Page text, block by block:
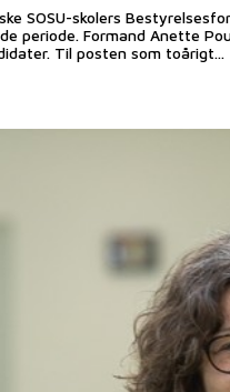
SOSU-skolers
periode. Formand Anette
Til posten som toårigt...